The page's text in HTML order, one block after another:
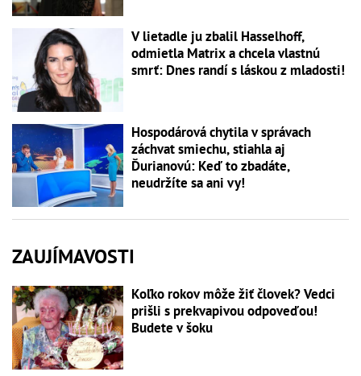
V lietadle ju zbalil Hasselhoff,
odmietla Matrix a chcela vlastnú
smrť: Dnes randí s láskou z mladosti!
Hospodárová chytila v správach
záchvat smiechu, stiahla aj
Ďurianovú: Keď to zbadáte,
neudržíte sa ani vy!
ZAUJÍMAVOSTI
Koľko rokov môže žiť človek? Vedci
prišli s prekvapivou odpoveďou!
Budete v šoku